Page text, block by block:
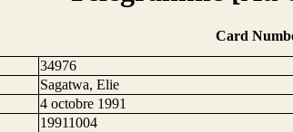
Card
34976
Sagatwa, Elie
4 octobre 1991
19911004